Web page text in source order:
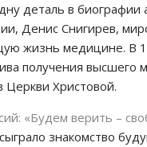
деталь в биографии
Денис Снигирев,
жизнь медицине. В
получения
Церкви Христовой.
знакомство